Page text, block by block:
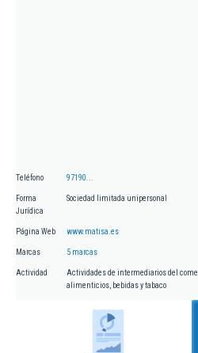
Teléfono 97190...
Forma
Jurídica
Sociedad limitada unipersonal
Página Web www.matisa.es
Marcas 5 marcas
Actividad
Actividades de intermediarios del
alimenticios, bebidas y tabaco